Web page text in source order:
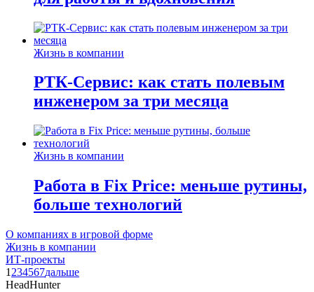
Жизнь в компании
РТК-Сервис: как стать полевым
инженером за три месяца
Жизнь в компании
Работа в Fix Price: меньше рутины,
больше технологий
О компаниях в игровой форме
Жизнь в компании
ИТ-проекты
1 234567дальше
HeadHunter